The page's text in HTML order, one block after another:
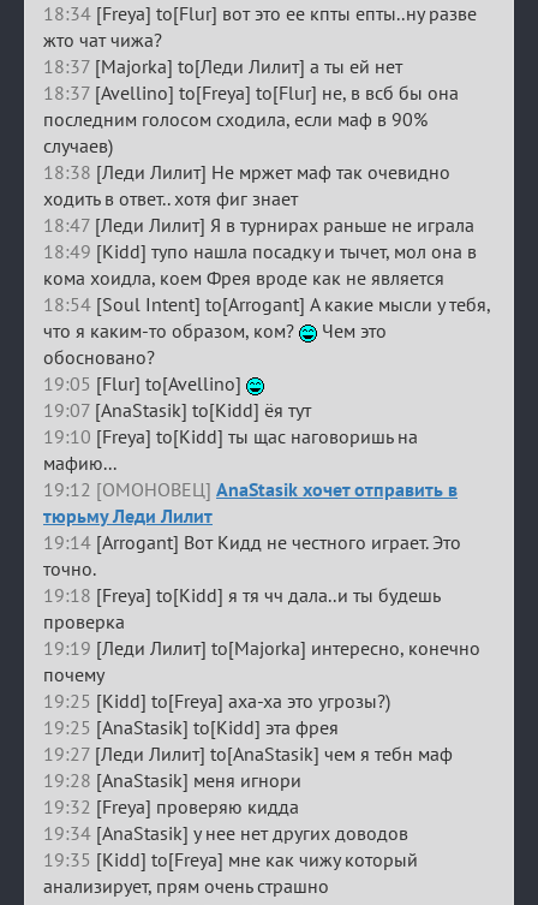
18:34 [Freya] to[Flur] вот это ее кпты епты..ну разве
жто чат чижа?
18:37 [Majorka] to[Леди Лилит] а ты ей нет
18:37 [Avellino] to[Freya] to[Flur] не, в всб бы она
последним голосом сходила, если маф в 90%
случаев)
18:38 [Леди Лилит] Не мржет маф так очевидно
ходить в ответ.. хотя фиг знает
18:47 [Леди Лилит] Я в турнирах раньше не играла
18:49 [Kidd] тупо нашла посадку и тычет, мол она в
кома хоидла, коем Фрея вроде как не является
18:54 [Soul Intent] to[Arrogant] А какие мысли у тебя,
что я каким-то образом, ком?
Чем это
обосновано?
19:05 [Flur] to[Avellino]
19:07 [AnaStasik] to[Kidd] ёя тут
19:10 [Freya] to[Kidd] ты щас наговоришь на
мафию...
19:12 [ОМОНОВЕЦ] AnaStasik хочет отправить в
тюрьму Леди Лилит
19:14 [Arrogant] Вот Кидд не честного играет. Это
точно.
19:18 [Freya] to[Kidd] я тя чч дала..и ты будешь
проверка
19:19 [Леди Лилит] to[Majorka] интересно, конечно
почему
19:25 [Kidd] to[Freya] аха-ха это угрозы?)
19:25 [AnaStasik] to[Kidd] эта фрея
19:27 [Леди Лилит] to[AnaStasik] чем я тебн маф
19:28 [AnaStasik] меня игнори
19:32 [Freya] проверяю кидда
19:34 [AnaStasik] у нее нет других доводов
19:35 [Kidd] to[Freya] мне как чижу который
анализирует, прям очень страшно